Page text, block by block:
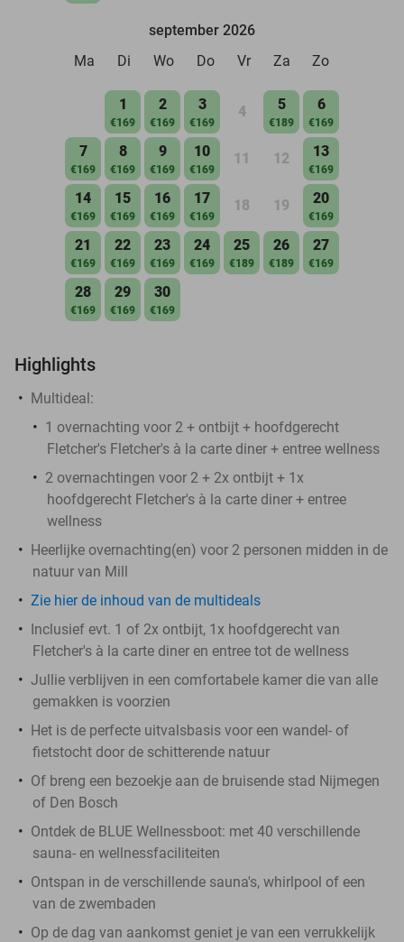
september 2026
Ma
Di Wo Do Vr Za Zo
1
€169
2
€169
3
€169
4 5
€189
6
€169
7
€169
8
€169
9
€169
10
€169
11 12 13
€169
14
€169
15
€169
16
€169
17
€169
18 19 20
€169
21
€169
22
€169
23
€169
24
€169
25
€189
26
€189
27
€169
28
€169
29
€169
30
€169
Highlights
Multideal:
1 overnachting voor 2 + ontbijt + hoofdgerecht
Fletcher's Fletcher's à la carte diner + entree wellness
2 overnachtingen voor 2 + 2x ontbijt + 1x
hoofdgerecht Fletcher's à la carte diner + entree
wellness
Heerlijke overnachting(en) voor 2 personen midden in de
natuur van Mill
Zie hier de inhoud van de multideals
Inclusief evt. 1 of 2x ontbijt, 1x hoofdgerecht van
Fletcher's à la carte diner en entree tot de wellness
Jullie verblijven in een comfortabele kamer die van alle
gemakken is voorzien
Het is de perfecte uitvalsbasis voor een wandel- of
fietstocht door de schitterende natuur
Of breng een bezoekje aan de bruisende stad Nijmegen
of Den Bosch
Ontdek de BLUE Wellnessboot: met 40 verschillende
sauna- en wellnessfaciliteiten
Ontspan in de verschillende sauna's, whirlpool of een
van de zwembaden
Op de dag van aankomst geniet je van een verrukkelijk